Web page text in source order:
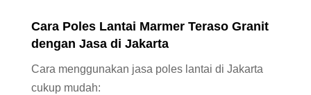
Cara Poles Lantai MarmerTeraso Granit
dengan Jasa di Jakarta
Cara menggunakan jasa poles lantai di Jakarta
cukup mudah: